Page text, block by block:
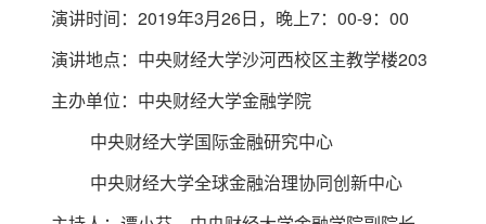
演讲时间：2019年3月26日，晚上7：00-9：00
演讲地点：中央财经大学沙河西校区主教学楼203
主办单位：中央财经大学金融学院
中央财经大学国际金融研究中心
中央财经大学全球金融治理协同创新中心